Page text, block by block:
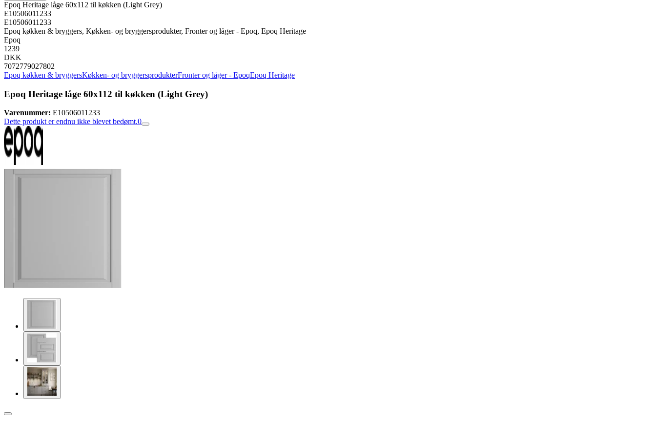
Epoq Heritage låge 60x112 til køkken (Light Grey)
E10506011233
E10506011233
Epoq køkken & bryggers, Køkken- og bryggersprodukter, Fronter og låger - Epoq, Epoq Heritage
Epoq
1239
DKK
7072779027802
Epoq køkken & bryggersKøkken- og bryggersprodukterFronter og låger - EpoqEpoq Heritage
Epoq Heritage låge 60x112 til køkken (Light Grey)
Varenummer: E10506011233
Dette produkt er endnu ikke blevet bedømt.0